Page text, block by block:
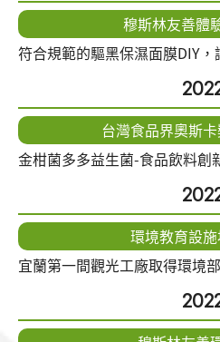
穆斯林友善體
符合規範的驅黑保濕面膜DIY
台灣食品界奧斯卡
金柑菌多多益生菌-食品飲料創
環境教育設
宜蘭第一間觀光工廠取得環境